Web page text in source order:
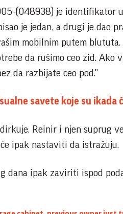
(048938) je identifikator
je jedan, a drugi je dao
mobilnim putem
da rušimo ceo zid. Ako
da razbijate ceo pod."
savete koje su ikada
Reinir i njen suprug
ipak nastaviti da istražuju.
dana ipak zaviriti ispod